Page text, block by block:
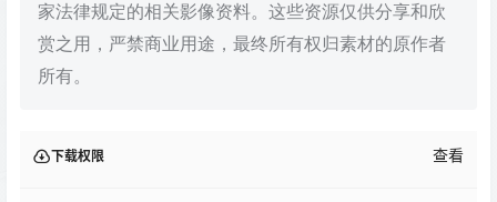
家法律规定的相关影像资料。这些资源仅供分享和欣
赏之用，严禁商业用途，最终所有权归素材的原作者
所有。
下载权限 查看